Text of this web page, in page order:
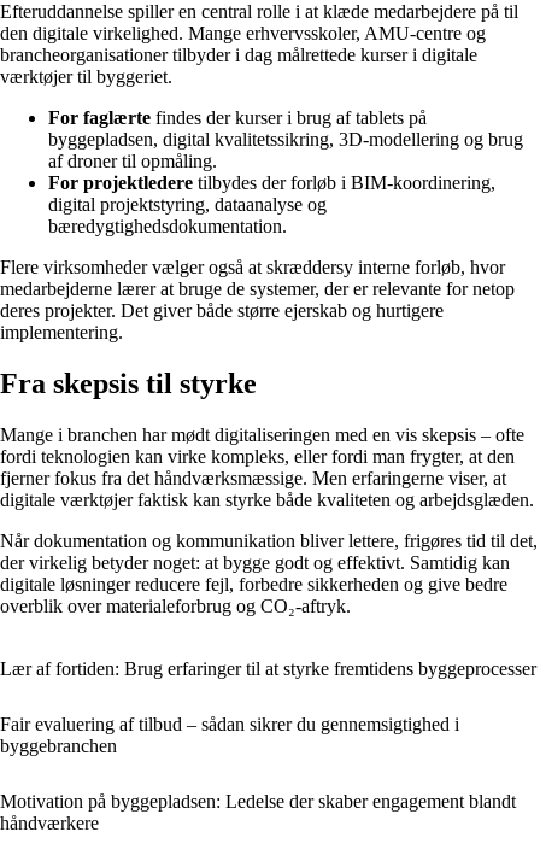
Efteruddannelse spiller en central rolle i at klæde medarbejdere på til
den digitale virkelighed. Mange erhvervsskoler, AMU-centre og
brancheorganisationer tilbyder i dag målrettede kurser i digitale
værktøjer til byggeriet.
For faglærte findes der kurser i brug af tablets på
byggepladsen, digital kvalitetssikring, 3D-modellering og brug
af droner til opmåling.
For projektledere tilbydes der forløb i BIM-koordinering,
digital projektstyring, dataanalyse og
bæredygtighedsdokumentation.
Flere virksomheder vælger også at skræddersy interne forløb, hvor
medarbejderne lærer at bruge de systemer, der er relevante for netop
deres projekter. Det giver både større ejerskab og hurtigere
implementering.
Fra skepsis til styrke
Mange i branchen har mødt digitaliseringen med en vis skepsis – ofte
fordi teknologien kan virke kompleks, eller fordi man frygter, at den
fjerner fokus fra det håndværksmæssige. Men erfaringerne viser, at
digitale værktøjer faktisk kan styrke både kvaliteten og arbejdsglæden.
Når dokumentation og kommunikation bliver lettere, frigøres tid til det,
der virkelig betyder noget: at bygge godt og effektivt. Samtidig kan
digitale løsninger reducere fejl, forbedre sikkerheden og give bedre
overblik over materialeforbrug og CO₂-aftryk.
Lær af fortiden: Brug erfaringer til at styrke fremtidens byggeprocesser
Fair evaluering af tilbud – sådan sikrer du gennemsigtighed i
byggebranchen
Motivation på byggepladsen: Ledelse der skaber engagement blandt
håndværkere